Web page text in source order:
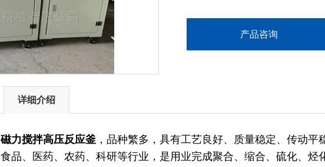
产品咨询
详细介绍
磁力搅拌高压反应釜 ，品种繁多，具有工艺良好、质量稳定、传动
食品、医药、农药、科研等行业，是用业完成聚合、缩合、硫化、烃